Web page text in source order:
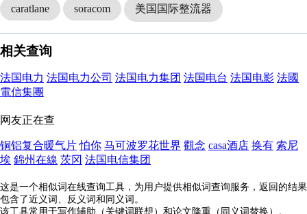
caratlane soracom 美国国际整流器
相关查询
法国电力 法国电力公司 法国电力集团 法国电台 法国电影 法國
電信集團
网友正在查
铜铝复合暖气片 怕你 马可波罗花世界 觀念 casa酒店 换有 索尼
埃 錦州在線 茨冈 法国电信集团
这是一个相似词在线查询工具，为用户提供相似词查询服务，返回的结果
包含了近义词、反义词和同义词。
该工具常用于写作辅助（关键词联想）和论文降重（同义词替换）。